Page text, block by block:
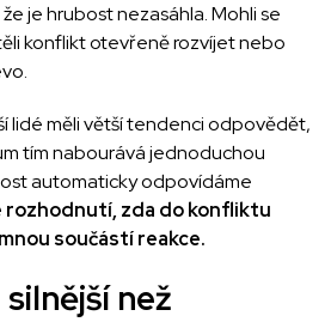
je hrubost nezasáhla. Mohli se
konflikt otevřeně rozvíjet nebo
lidé měli větší tendenci odpovědět,
tím nabourává jednoduchou
automaticky odpovídáme
rozhodnutí, zda do konfliktu
součástí reakce.
než